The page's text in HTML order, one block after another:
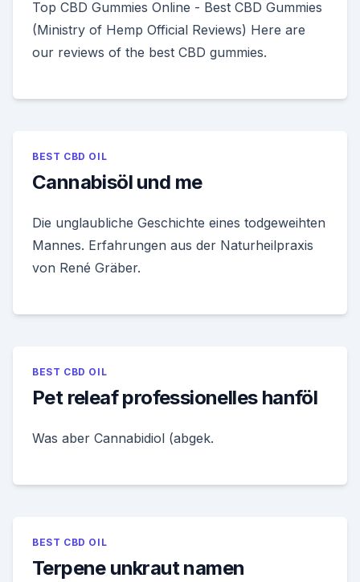
Top CBD Gummies Online - Best CBD Gummies
(Ministry of Hemp Official Reviews) Here are
our reviews of the best CBD gummies.
BEST CBD OIL
Cannabisöl und me
Die unglaubliche Geschichte eines todgeweihten
Mannes. Erfahrungen aus der Naturheilpraxis
von René Gräber.
BEST CBD OIL
Pet releaf professionelles hanföl
Was aber Cannabidiol (abgek.
BEST CBD OIL
Terpene unkraut namen